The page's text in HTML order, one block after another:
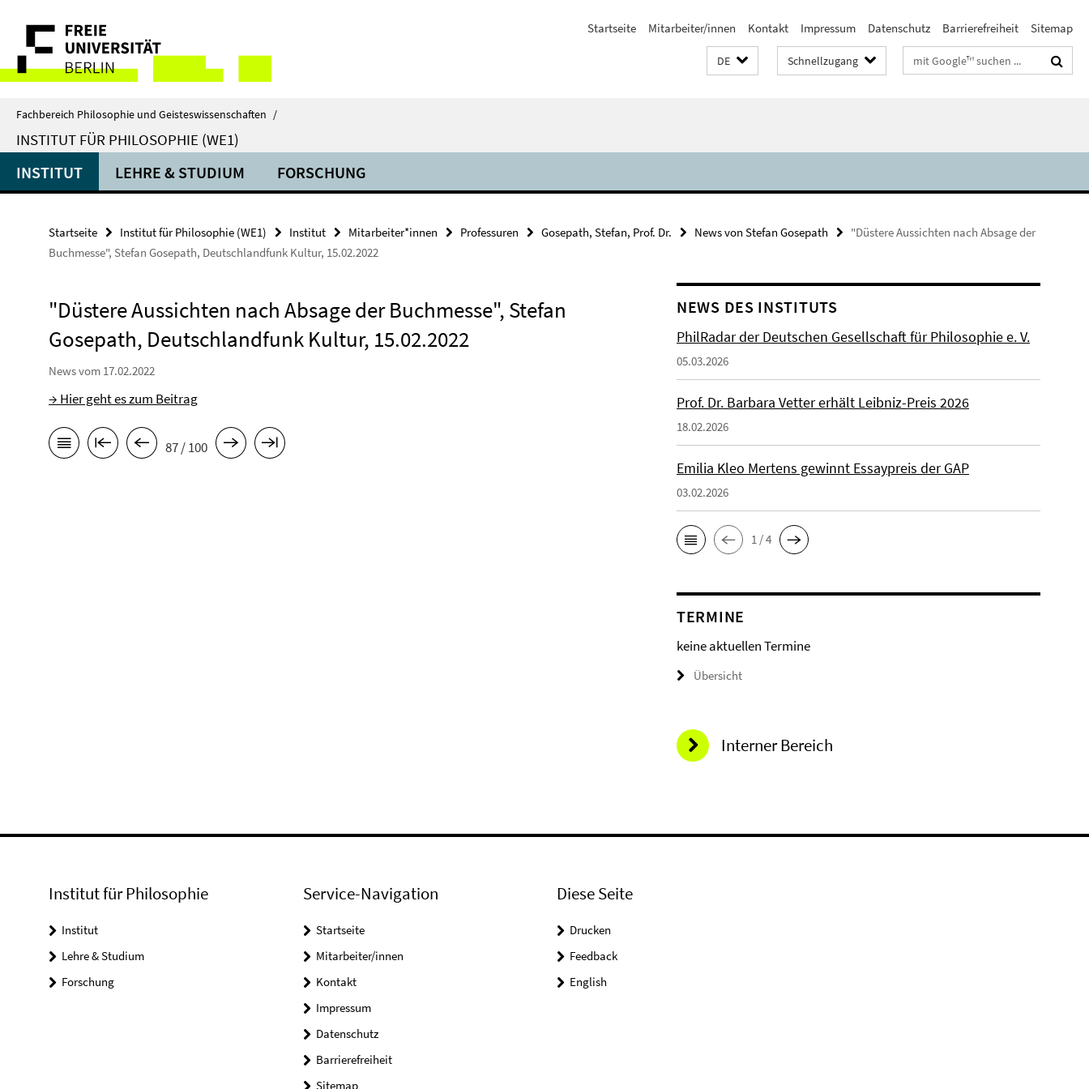
direkt
Inhalt
Service-
Navigation
Startseite Mitarbeiter/innen Kontakt Impressum Datenschutz Barrierefreiheit Sitemap
DE Schnellzugang Suchbegriffe
Fachbereich Philosophie und Geisteswissenschaften /
INSTITUT FÜR PHILOSOPHIE (WE1)
INSTITUT LEHRE & STUDIUM FORSCHUNG
Startseite Institut für Philosophie (WE1) Institut Mitarbeiter*innen Professuren Gosepath, Stefan, Prof. Dr. News von Stefan Gosepath
"Düstere Aussichten nach Absage der
Buchmesse", Stefan Gosepath, Deutschlandfunk Kultur, 15.02.2022
"Düstere Aussichten nach Absage der Buchmesse", Stefan
Gosepath, Deutschlandfunk Kultur, 15.02.2022
News vom 17.02.2022
→ Hier geht es zum Beitrag
87 / 100
NEWS DES INSTITUTS
PhilRadar der Deutschen Gesellschaft für Philosophie e. V.
05.03.2026
Prof. Dr. Barbara Vetter erhält Leibniz-Preis 2026
18.02.2026
Emilia Kleo Mertens gewinnt Essaypreis der GAP
03.02.2026
1 / 4
TERMINE
keine aktuellen Termine
Übersicht
Interner Bereich
Institut für Philosophie
Institut
Lehre & Studium
Forschung
Service-Navigation
Startseite
Mitarbeiter/innen
Kontakt
Impressum
Datenschutz
Barrierefreiheit
Sitemap
Diese Seite
Drucken
Feedback
English